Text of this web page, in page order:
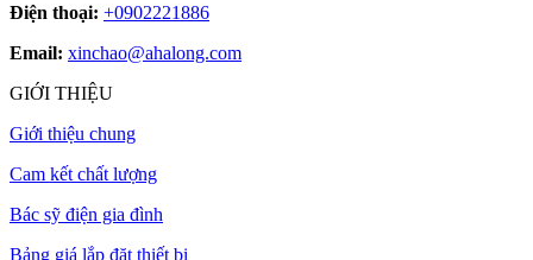
Điện thoại: +0902221886
Email: xinchao@ahalong.com
GIỚI THIỆU
Giới thiệu chung
Cam kết chất lượng
Bác sỹ điện gia đình
Bảng giá lắp đặt thiết bị